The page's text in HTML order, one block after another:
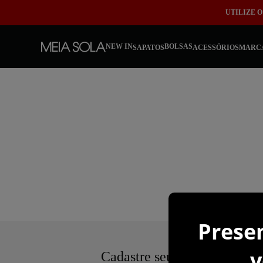
UTILIZE O
NEW INSAPATOSBOLSASACESSÓRIOS
Cadastre seu e-mail e seja